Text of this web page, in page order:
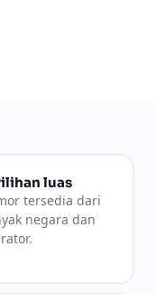
luas
tersedia dari
negara dan